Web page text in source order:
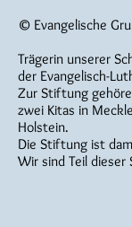
© Evangelische
Trägerin unserer
der Evangelisch-
Zur Stiftung
zwei Kitas in
Holstein.
Die Stiftung ist
Wir sind Teil dieser